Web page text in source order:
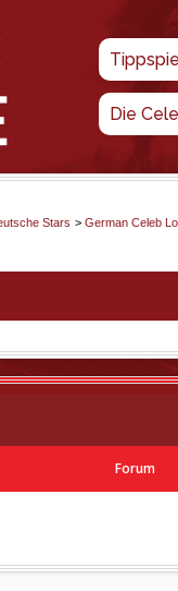
Die
Stars > German Celeb
Forum